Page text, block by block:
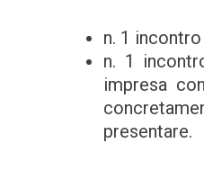
n. 1 incontro
n. 1
impresa
presentare.